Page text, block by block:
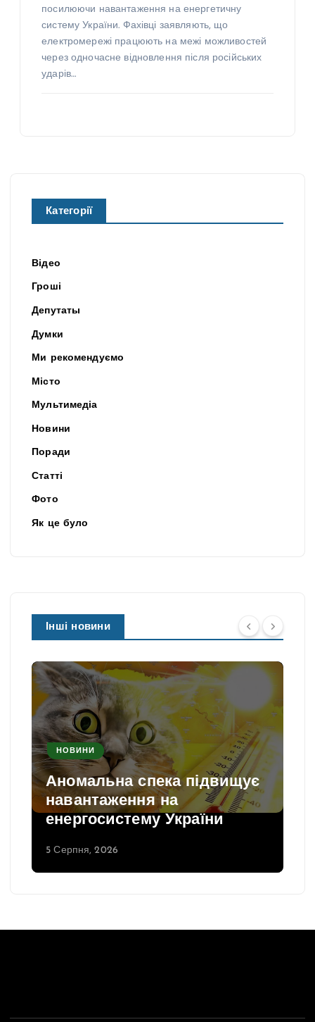
посилюючи навантаження на енергетичну
систему України. Фахівці заявляють, що
електромережі працюють на межі можливостей
через одночасне відновлення після російських
ударів…
Категорії
Відео
Гроші
Депутаты
Думки
Ми рекомендуємо
Місто
Мультимедіа
Новини
Поради
Статті
Фото
Як це було
Інші новини
НОВИНИ
Аномальна спека підвищує
навантаження на
енергосистему України
5 Серпня, 2026